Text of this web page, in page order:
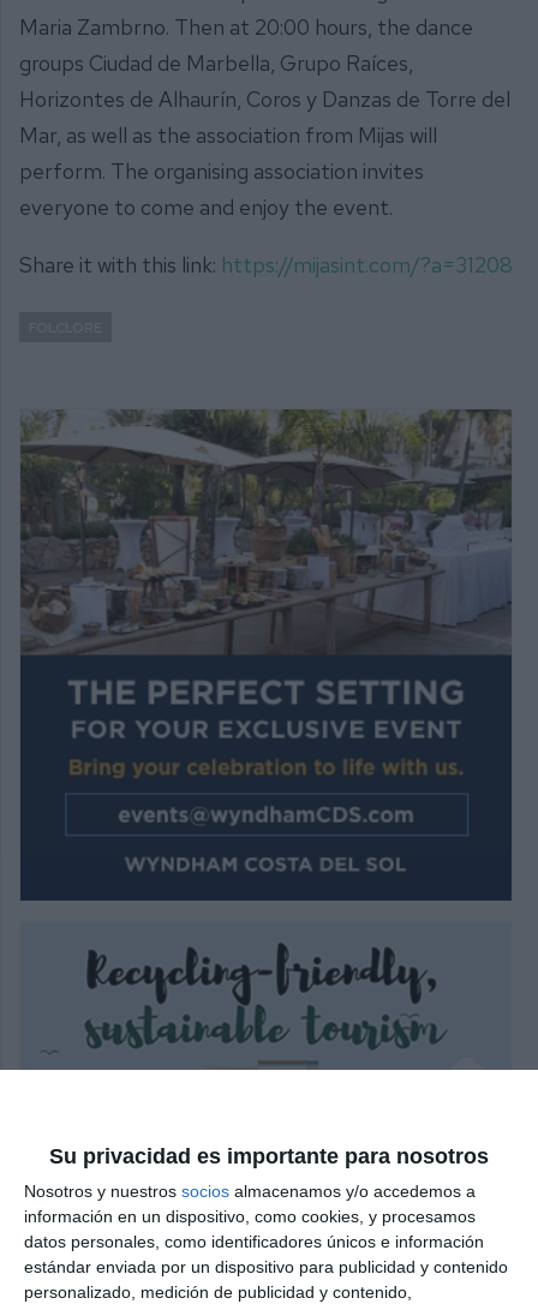
Su privacidad es importante para nosotros
Nosotros y nuestros socios almacenamos y/o accedemos a
información en un dispositivo, como cookies, y procesamos
datos personales, como identificadores únicos e información
estándar enviada por un dispositivo para publicidad y contenido
personalizado, medición de publicidad y contenido,
Maria Zambrno. Then at 20:00 hours, the dance
groups Ciudad de Marbella, Grupo Raíces,
Horizontes de Alhaurín, Coros y Danzas de Torre del
Mar, as well as the association from Mijas will
perform. The organising association invites
everyone to come and enjoy the event.
Share it with this link: https://mijasint.com/?a=31208